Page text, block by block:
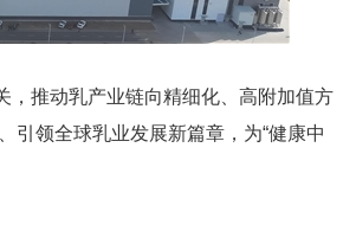
，推动乳产业链向精细化、高附加值方
引领全球乳业发展新篇章，为“健康中